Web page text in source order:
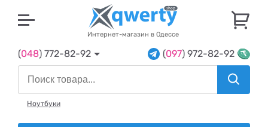
Интернет-магазин в Одессе
(048) 772-82-92 (097) 972-82-92
Ноутбуки